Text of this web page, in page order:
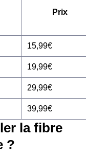
Prix
15,99€
19,99€
29,99€
39,99€
la fibre
?